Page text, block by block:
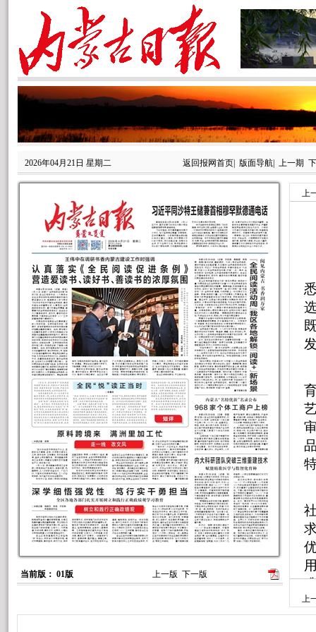
2026年04月21日 星期二 返回报网首页| 版面导航| 上一期
当前版： 01版 上一版 下一版
上
上